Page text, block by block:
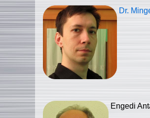
Dr.
Engedi